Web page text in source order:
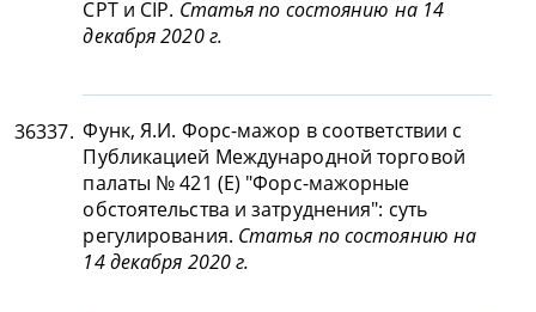
CPT и CIP. Статья по состоянию на 14
декабря 2020 г.
36337. Функ, Я.И. Форс-мажор в соответствии с
Публикацией Международной торговой
палаты № 421 (Е) "Форс-мажорные
обстоятельства и затруднения": суть
регулирования. Статья по состоянию на
14 декабря 2020 г.